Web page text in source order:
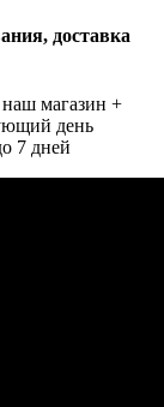
доставка
наш магазин +
день
7 дней